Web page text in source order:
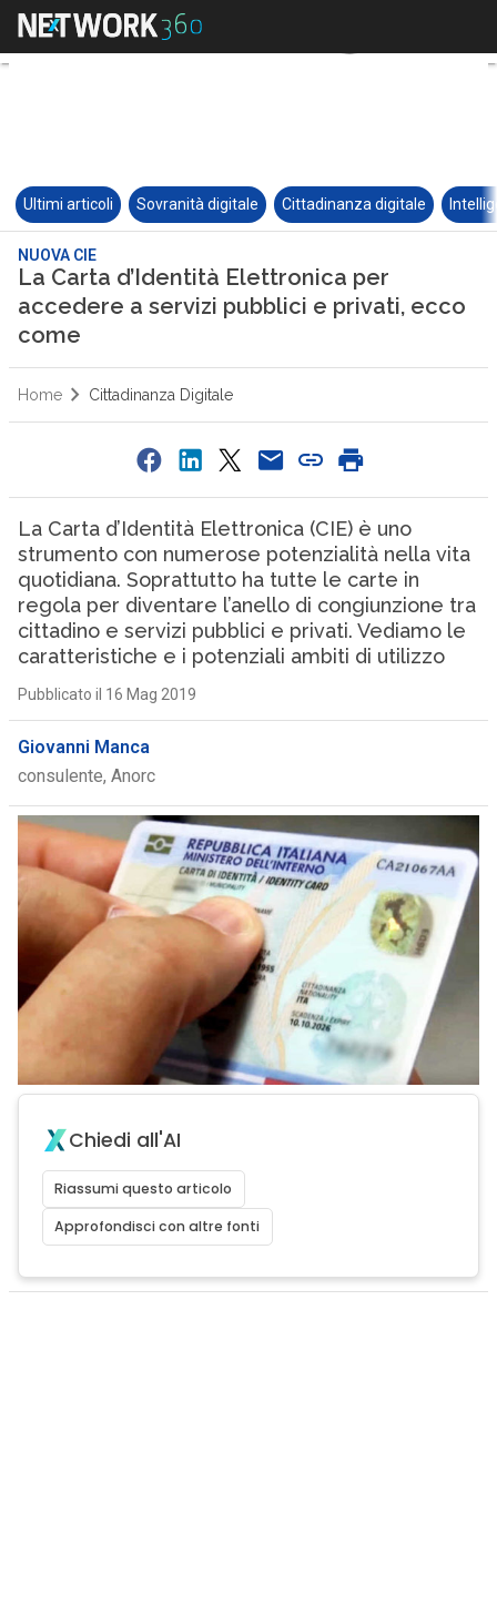
Ultimi articoli Sovranità digitale Cittadinanza digitale
NUOVA CIE
La Carta d’Identità Elettronica per
accedere a servizi pubblici e privati, ecco
come
Home Cittadinanza Digitale
La Carta d’Identità Elettronica (CIE) è uno
strumento con numerose potenzialità nella vita
quotidiana. Soprattutto ha tutte le carte in
regola per diventare l’anello di congiunzione tra
cittadino e servizi pubblici e privati. Vediamo le
caratteristiche e i potenziali ambiti di utilizzo
Pubblicato il 16 Mag 2019
Giovanni Manca
consulente, Anorc
Chiedi all'AI
Riassumi questo articolo
Approfondisci con altre fonti